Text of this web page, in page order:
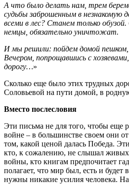
А что было делать нам, трем
судьбы заброшенным в незнакомую
всеми в лес? Станем только
немцы, обязательно уничтожат.
И мы решили: пойдем домой
Вечером, попрощавшись с
дорогу…»
Сколько еще было этих трудных
Соловьевой на пути домой, в
Вместо послесловия
Эти письма не для того, чтобы еще
войне – в большинстве своем они
том, какой ценой далась Победа.
кто, к сожалению, не слышал живых
войны, кто книгам предпочитает
полагает, что мир был, есть и будет
нужны никакие усилия человека.